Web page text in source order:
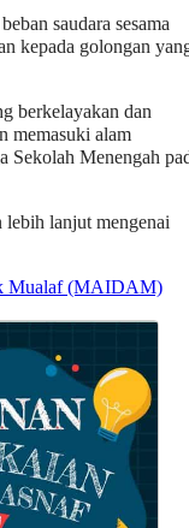
saudara sesama
kepada golongan
berkelayakan dan
memasuki alam
Sekolah Menengah
lanjut mengenai
Mualaf (MAIDAM)